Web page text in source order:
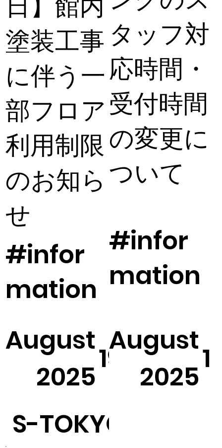
塗装工事
に伴う一
部フロア
利用制限
のお知ら
せ
#infor
mation
タッフ対
応時間・
受付時間
の変更に
ついて
#infor
mation
August
19
2025
S-TOKYO
August
1
2025